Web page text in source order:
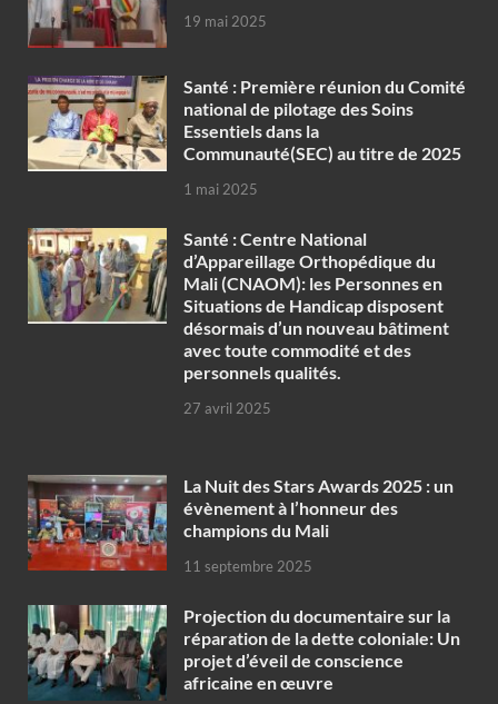
19 mai 2025
Santé : Première réunion du Comité
national de pilotage des Soins
Essentiels dans la
Communauté(SEC) au titre de 2025
1 mai 2025
Santé : Centre National
d’Appareillage Orthopédique du
Mali (CNAOM): les Personnes en
Situations de Handicap disposent
désormais d’un nouveau bâtiment
avec toute commodité et des
personnels qualités.
27 avril 2025
‎La Nuit des Stars Awards 2025 : un
évènement à l’honneur des
champions du Mali
11 septembre 2025
Projection du documentaire sur la
réparation de la dette coloniale: Un
projet d’éveil de conscience
africaine en œuvre‎